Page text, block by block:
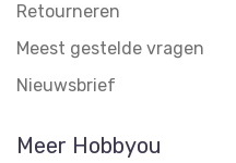
Retourneren
Meest gestelde vragen
Nieuwsbrief
Meer Hobbyou